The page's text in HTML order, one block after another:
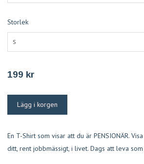
Storlek
S
199 kr
En T-Shirt som visar att du är PENSIONÄR.
ditt, rent jobbmässigt, i livet. Dags att leva